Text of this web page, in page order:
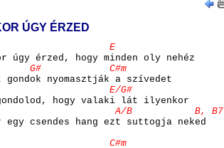
ÚGY ÉRZED
E
úgy érzed, hogy minden oly nehéz
G# C#m
gondok nyomasztják a szívedet
E/G#
gondolod, hogy valaki lát ilyenkor
A/B B, B7
egy csendes hang ezt suttogja neked
C#m